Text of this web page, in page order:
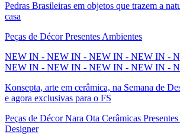
Pedras Brasileiras em objetos que trazem a
casa
Peças de Décor Presentes Ambientes
NEW IN - NEW IN - NEW IN - NEW IN -
NEW IN - NEW IN - NEW IN - NEW IN -
Konsepta, arte em cerâmica, na Semana de
e agora exclusivas para o FS
Peças de Décor Nara Ota Cerâmicas
Designer